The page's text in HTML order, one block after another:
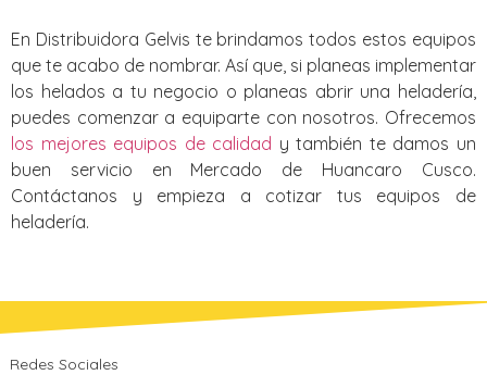
En Distribuidora Gelvis te brindamos todos estos equipos
que te acabo de nombrar. Así que, si planeas implementar
los helados a tu negocio o planeas abrir una heladería,
puedes comenzar a equiparte con nosotros. Ofrecemos
los mejores equipos de calidad y también te damos un
buen servicio en Mercado de Huancaro Cusco.
Contáctanos y empieza a cotizar tus equipos de
heladería.
Redes Sociales